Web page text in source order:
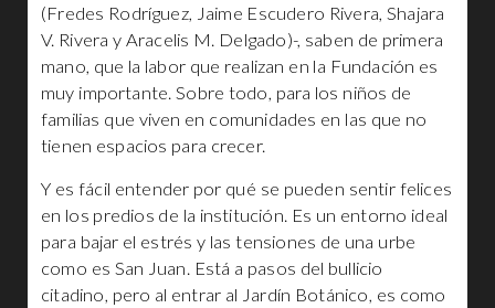
(Fredes Rodríguez, Jaime Escudero Rivera, Shajara
V. Rivera y Aracelis M. Delgado)-, saben de primera
mano, que la labor que realizan en la Fundación es
muy importante. Sobre todo, para los niños de
familias que viven en comunidades en las que no
tienen espacios para crecer.
Y es fácil entender por qué se pueden sentir felices
en los predios de la institución. Es un entorno ideal
para bajar el estrés y las tensiones de una urbe
como es San Juan. Está a pasos del bullicio
citadino, pero al entrar al Jardín Botánico, es como